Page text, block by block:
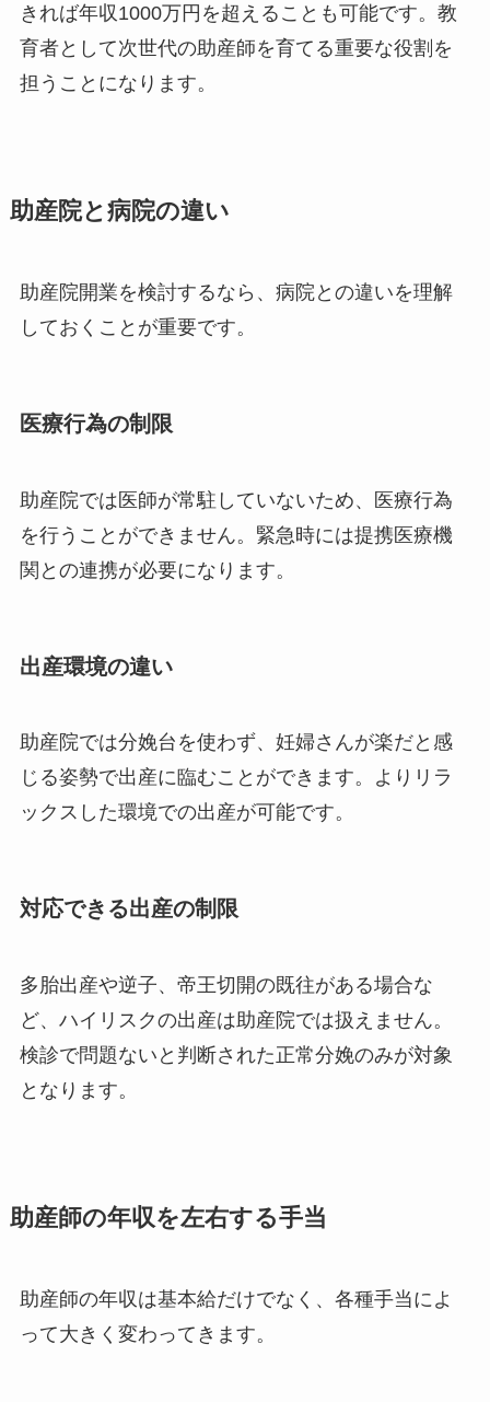
きれば年収1000万円を超えることも可能です。教
育者として次世代の助産師を育てる重要な役割を
担うことになります。
助産院と病院の違い
助産院開業を検討するなら、病院との違いを理解
しておくことが重要です。
医療行為の制限
助産院では医師が常駐していないため、医療行為
を行うことができません。緊急時には提携医療機
関との連携が必要になります。
出産環境の違い
助産院では分娩台を使わず、妊婦さんが楽だと感
じる姿勢で出産に臨むことができます。よりリラ
ックスした環境での出産が可能です。
対応できる出産の制限
多胎出産や逆子、帝王切開の既往がある場合な
ど、ハイリスクの出産は助産院では扱えません。
検診で問題ないと判断された正常分娩のみが対象
となります。
助産師の年収を左右する手当
助産師の年収は基本給だけでなく、各種手当によ
って大きく変わってきます。